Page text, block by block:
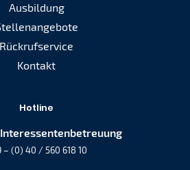
Ausbildung
Rückrufservice
Kontakt
Hotline
– (0) 40 / 560 618 10